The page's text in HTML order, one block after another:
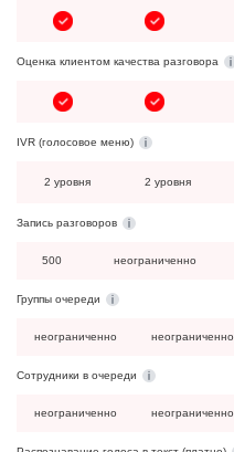
Оценка клиентом качества разговора
IVR (голосовое меню)
2 уровня 2 уровня
Запись разговоров
500 неограниченно
Группы очереди
неограниченно неограниченно
Сотрудники в очереди
неограниченно неограниченно